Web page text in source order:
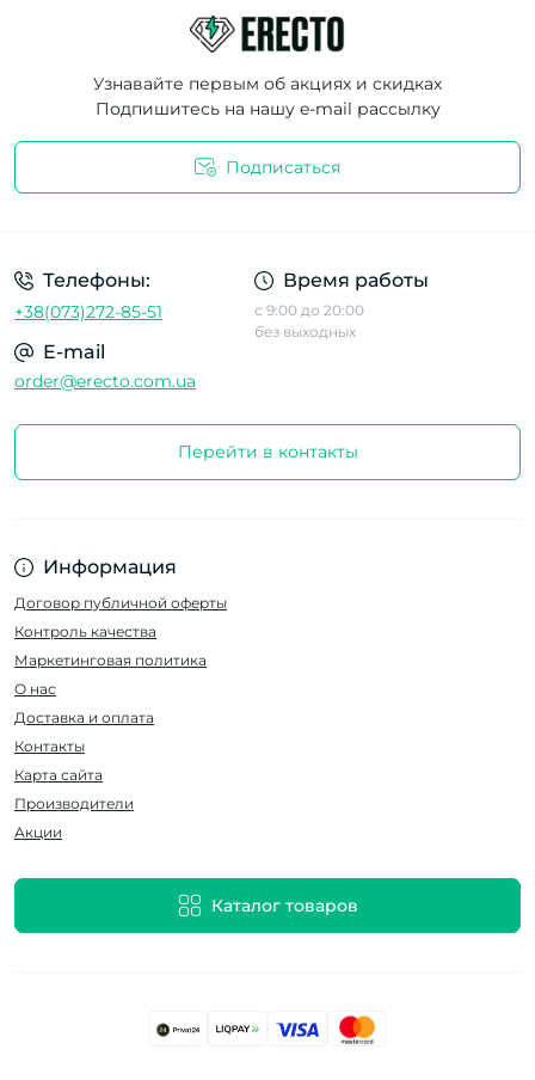
Узнавайте первым об акциях и скидках
Подпишитесь на нашу e-mail рассылку
Подписаться
Телефоны:
+38(073)272-85-51
Время работы
с 9:00 до 20:00
без выходных
E-mail
order@erecto.com.ua
Перейти в контакты
Информация
Договор публичной оферты
Контроль качества
Маркетинговая политика
О нас
Доставка и оплата
Контакты
Карта сайта
Производители
Акции
Каталог товаров